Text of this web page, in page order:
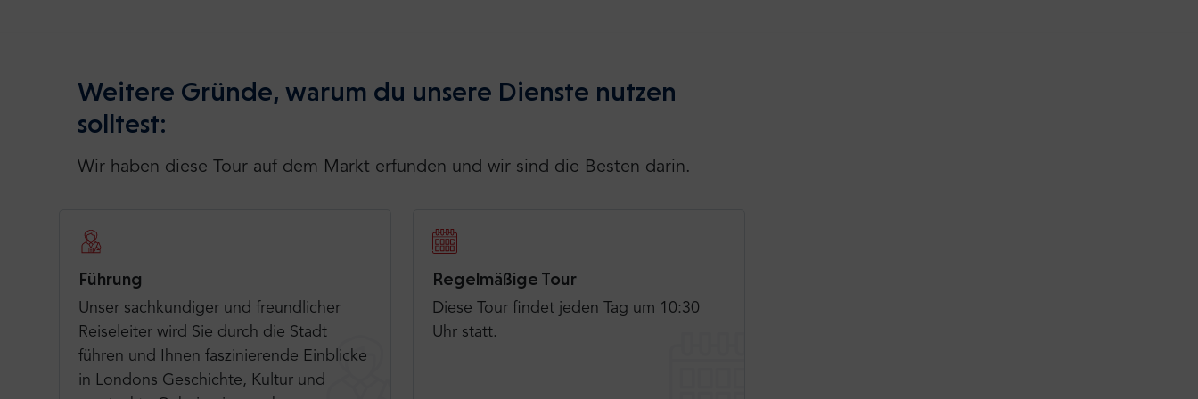
Weitere Gründe, warum du unsere Dienste nutzen
solltest:
Wir haben diese Tour auf dem Markt erfunden und wir sind die Besten darin.
Führung
Unser sachkundiger und freundlicher
Reiseleiter wird Sie durch die Stadt
führen und Ihnen faszinierende Einblicke
in Londons Geschichte, Kultur und
Regelmäßige Tour
Diese Tour findet jeden Tag um 10:30
Uhr statt.